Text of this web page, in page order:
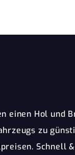
einen Hol und
zu
Schnell